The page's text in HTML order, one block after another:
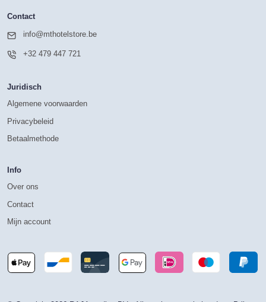
Contact
info@mthotelstore.be
+32 479 447 721
Juridisch
Algemene voorwaarden
Privacybeleid
Betaalmethode
Info
Over ons
Contact
Mijn account